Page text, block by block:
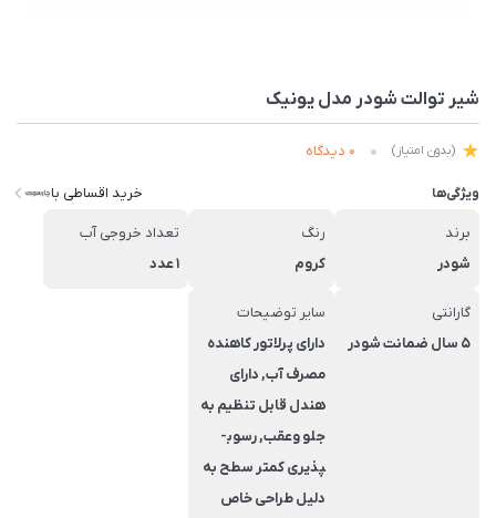
شیر توالت شودر مدل یونیک
(بدون امتیاز) 0 دیدگاه
ویژگی‌ها خرید اقساطی با
برند
شودر
رنگ
کروم
تعداد خروجی آب
1 عدد
گارانتی
5 سال ضمانت شودر
سایر توضیحات
دارای پرلاتور کاهنده
مصرف آب, دارای
هندل قابل تنظیم به
جلو وعقب, رسوب­
پذیری کم­تر سطح به
دلیل طراحی خاص